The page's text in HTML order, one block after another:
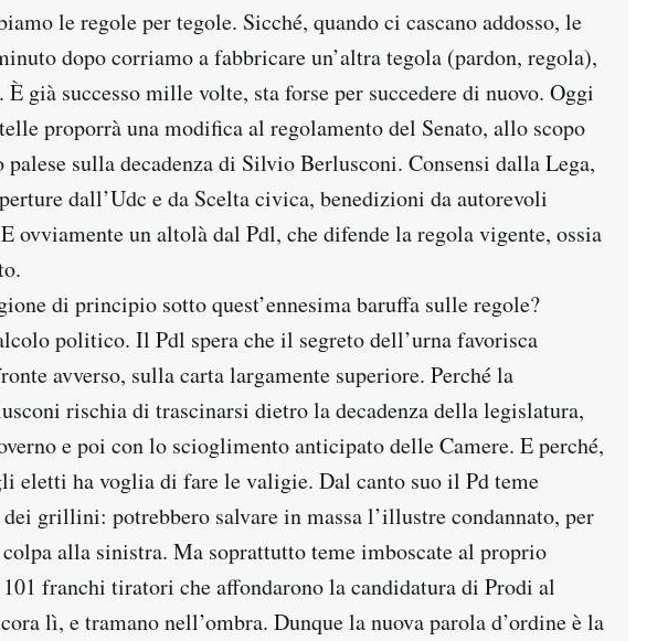
le regole per tegole. Sicché, quando ci cascano addosso, le
dopo corriamo a fabbricare un’altra tegola (pardon, regola),
già successo mille volte, sta forse per succedere di nuovo. Oggi
proporrà una modifica al regolamento del Senato, allo scopo
palese sulla decadenza di Silvio Berlusconi. Consensi dalla Lega,
dall’Udc e da Scelta civica, benedizioni da autorevoli
ovviamente un altolà dal Pdl, che difende la regola vigente, ossia
di principio sotto quest’ennesima baruffa sulle regole?
politico. Il Pdl spera che il segreto dell’urna favorisca
avverso, sulla carta largamente superiore. Perché la
rischia di trascinarsi dietro la decadenza della legislatura,
e poi con lo scioglimento anticipato delle Camere. E perché,
eletti ha voglia di fare le valigie. Dal canto suo il Pd teme
grillini: potrebbero salvare in massa l’illustre condannato, per
alla sinistra. Ma soprattutto teme imboscate al proprio
franchi tiratori che affondarono la candidatura di Prodi al
lì, e tramano nell’ombra. Dunque la nuova parola d’ordine è la